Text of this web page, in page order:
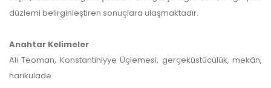
düzlemi belirginleştiren sonuçlara ulaşmaktadır.
Anahtar Kelimeler
Ali Teoman, Konstantiniyye Üçlemesi, gerçeküstücülük, mekân,
harikulade